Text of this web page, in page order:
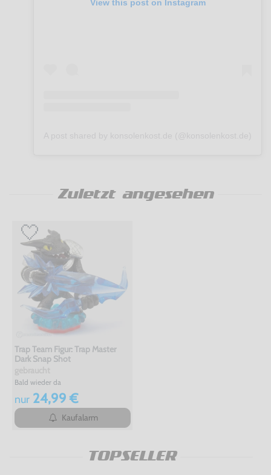
View this post on Instagram
Zuletzt angesehen
Trap Team Figur: Trap Master
Dark Snap Shot
Bald wieder da
nur24,99 €
Kaufalarm
TOPSELLER